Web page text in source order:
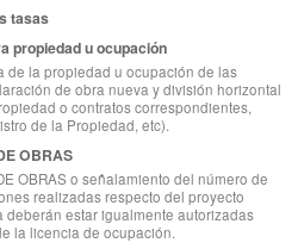
tasas
propiedad u ocupación
de la propiedad u ocupación de las
de obra nueva y división horizontal
o contratos correspondientes,
de la Propiedad, etc).
OBRAS
OBRAS o señalamiento del número de
realizadas respecto del proyecto
estar igualmente autorizadas
la licencia de ocupación.